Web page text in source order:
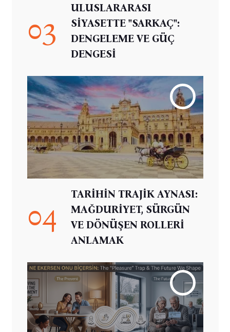
03
ULUSLARARASI
SİYASETTE "SARKAÇ":
DENGELEME VE GÜÇ
DENGESİ
04
TARİHİN TRAJİK AYNASI:
MAĞDURİYET, SÜRGÜN
VE DÖNÜŞEN ROLLERİ
ANLAMAK